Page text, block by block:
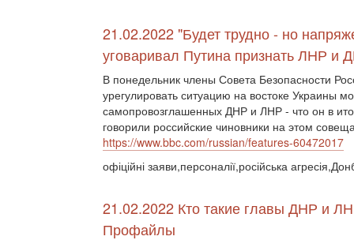
21.02.2022 "Будет трудно - но
уговаривал Путина признать ЛНР и
В понедельник члены Совета Безопасности
урегулировать ситуацию на востоке Украины
самопровозглашенных ДНР и ЛНР - что он в
говорили российские чиновники на этом
https://www.bbc.com/russian/features-60472017
офіційні заяви,персоналії,російська
21.02.2022 Кто такие главы ДНР и
Профайлы